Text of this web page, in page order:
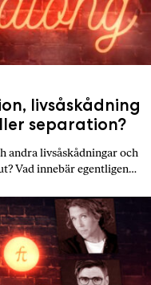
livsåskådning
separation?
andra livsåskådningar och
Vad innebär egentligen…